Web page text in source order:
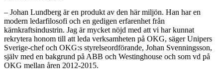
– Johan Lundberg är en produkt av den här miljön. Han har en
modern ledarfilosofi och en gedigen erfarenhet från
kärnkraftsindustrin. Jag är mycket nöjd med att vi har kunnat
rekrytera honom till att leda verksamheten på OKG, säger Unipers
Sverige-chef och OKG:s styrelseordförande, Johan Svenningsson,
själv med en bakgrund på ABB och Westinghouse och som vd på
OKG mellan åren 2012-2015.